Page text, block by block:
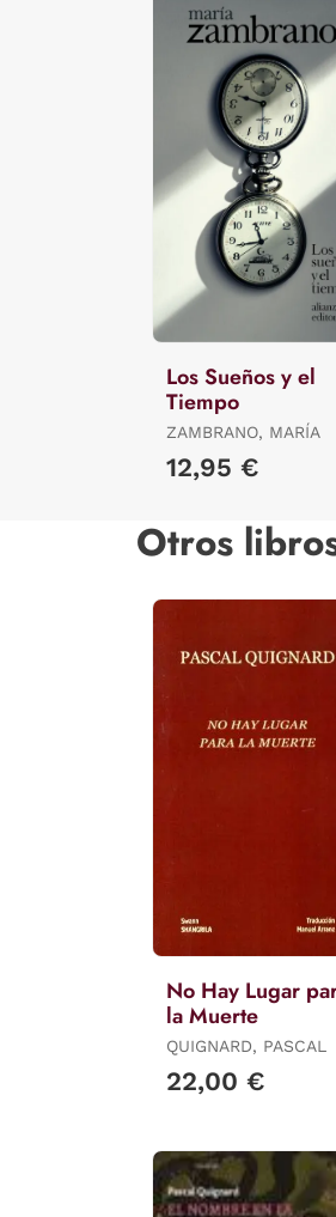
Los Sueños y el
Tiempo
ZAMBRANO, MARÍA
12,95 €
Otros
No Hay Lugar
la Muerte
QUIGNARD, PASCAL
22,00 €